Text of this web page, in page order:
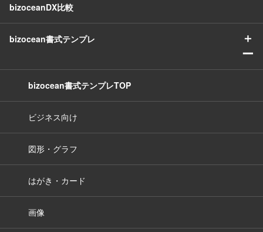
bizoceanDX比較
bizocean書式テンプレ
＋
ー
bizocean書式テンプレTOP
ビジネス向け
図形・グラフ
はがき・カード
画像